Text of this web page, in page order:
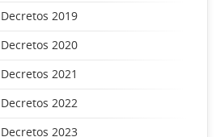
Decretos 2019
Decretos 2020
Decretos 2021
Decretos 2022
Decretos 2023